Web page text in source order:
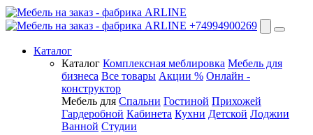
+74994900269
Каталог
Каталог Комплексная меблировка Мебель для
бизнеса Все товары Акции % Онлайн -
конструктор
Мебель для Спальни Гостиной Прихожей
Гардеробной Кабинета Кухни Детской Лоджии
Ванной Студии